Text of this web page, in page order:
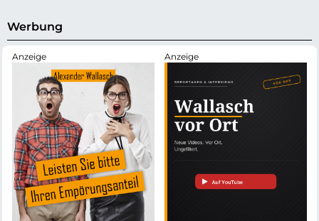
s
e
d
Werbung